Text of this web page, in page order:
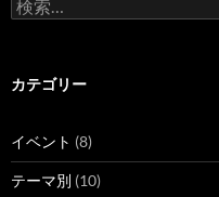
索:
カテゴリー
イベント (8)
テーマ別 (10)